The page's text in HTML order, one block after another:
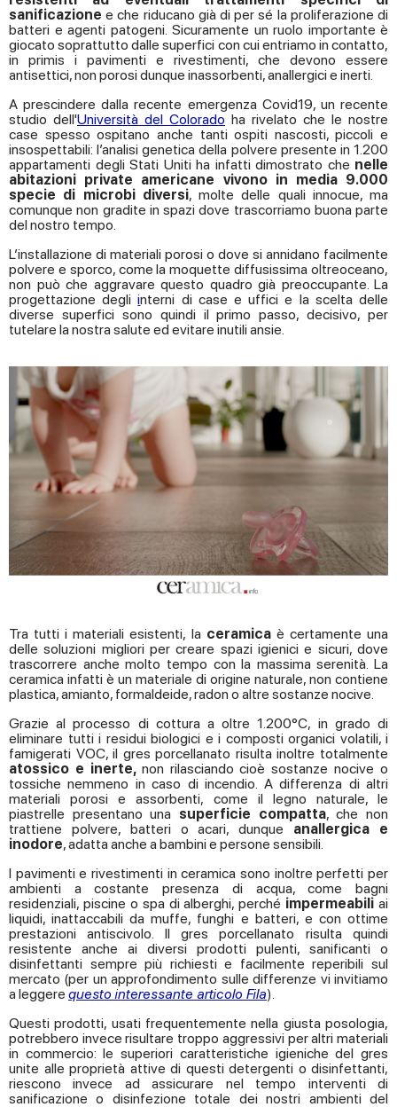
sanificazione e che riducano già di per sé la proliferazione di
batteri e agenti patogeni. Sicuramente un ruolo importante è
giocato soprattutto dalle superfici con cui entriamo in contatto,
in primis i pavimenti e rivestimenti, che devono essere
antisettici, non porosi dunque inassorbenti, anallergici e inerti.
A prescindere dalla recente emergenza Covid19, un recente
studio dell'Università del Colorado ha rivelato che le nostre
case spesso ospitano anche tanti ospiti nascosti, piccoli e
insospettabili: l’analisi genetica della polvere presente in 1.200
appartamenti degli Stati Uniti ha infatti dimostrato che nelle
abitazioni private americane vivono in media 9.000
specie di microbi diversi, molte delle quali innocue, ma
comunque non gradite in spazi dove trascorriamo buona parte
del nostro tempo.
L’installazione di materiali porosi o dove si annidano facilmente
polvere e sporco, come la moquette diffusissima oltreoceano,
non può che aggravare questo quadro già preoccupante. La
progettazione degliinterni di case e uffici e la scelta delle
diverse superfici sono quindi il primo passo, decisivo, per
tutelare la nostra salute ed evitare inutili ansie.
Tra tutti i materiali esistenti, la ceramicaè certamente una
delle soluzioni migliori per creare spazi igienici e sicuri, dove
trascorrere anche molto tempo con la massima serenità. La
ceramica infatti è un materiale di origine naturale, non contiene
plastica, amianto, formaldeide, radon o altre sostanze nocive.
Grazie al processo di cottura a oltre 1.200°C, in grado di
eliminare tutti i residui biologici e i composti organici volatili, i
famigerati VOC, il gres porcellanato risulta inoltre totalmente
atossico e inerte, non rilasciando cioè sostanze nocive o
tossiche nemmeno in caso di incendio. A differenza di altri
materiali porosi e assorbenti, come il legno naturale, le
piastrelle presentano una superficie compatta, che non
trattiene polvere, batteri o acari, dunque anallergica e
inodore, adatta anche a bambini e persone sensibili.
I pavimenti e rivestimenti in ceramica sono inoltre perfetti per
ambienti a costante presenza di acqua, come bagni
residenziali, piscine o spa di alberghi, perché impermeabili ai
liquidi, inattaccabili da muffe, funghi e batteri, e con ottime
prestazioni antiscivolo. Il gres porcellanato risulta quindi
resistente anche ai diversi prodotti pulenti, sanificanti o
disinfettanti sempre più richiesti e facilmente reperibili sul
mercato (per un approfondimento sulle differenze vi invitiamo
a leggere questo interessante articolo Fila).
Questi prodotti, usati frequentemente nella giusta posologia,
potrebbero invece risultare troppo aggressivi per altri materiali
in commercio: le superiori caratteristiche igieniche del gres
unite alle proprietà attive di questi detergenti o disinfettanti,
riescono invece ad assicurare nel tempo interventi di
sanificazione o disinfezione totale dei nostri ambienti del